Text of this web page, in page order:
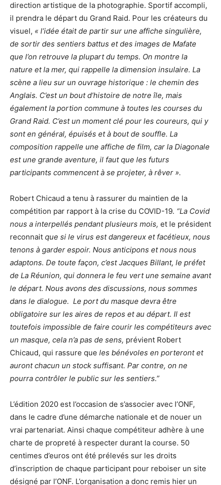
direction artistique de la photographie. Sportif accompli,
il prendra le départ du Grand Raid. Pour les créateurs du
visuel, « l’idée était de partir sur une affiche singulière,
de sortir des sentiers battus et des images de Mafate
que l’on retrouve la plupart du temps. On montre la
nature et la mer, qui rappelle la dimension insulaire. La
scène a lieu sur un ouvrage historique : le chemin des
Anglais. C’est un bout d’histoire de notre île, mais
également la portion commune à toutes les courses du
Grand Raid. C’est un moment clé pour les coureurs, qui y
sont en général, épuisés et à bout de souffle. La
composition rappelle une affiche de film, car la Diagonale
est une grande aventure, il faut que les futurs
participants commencent à se projeter, à rêver ».
Robert Chicaud a tenu à rassurer du maintien de la
compétition par rapport à la crise du COVID-19. “La Covid
nous a interpellés pendant plusieurs mois, et le président
reconnait que si le virus est dangereux et facétieux, nous
tenons à garder espoir. Nous anticipons et nous nous
adaptons. De toute façon, c’est Jacques Billant, le préfet
de La Réunion, qui donnera le feu vert une semaine avant
le départ. Nous avons des discussions, nous sommes
dans le dialogue. Le port du masque devra être
obligatoire sur les aires de repos et au départ. Il est
toutefois impossible de faire courir les compétiteurs avec
un masque, cela n’a pas de sens, prévient Robert
Chicaud, qui rassure que les bénévoles en porteront et
auront chacun un stock suffisant. Par contre, on ne
pourra contrôler le public sur les sentiers.”
L’édition 2020 est l’occasion de s’associer avec l’ONF,
dans le cadre d’une démarche nationale et de nouer un
vrai partenariat. Ainsi chaque compétiteur adhère à une
charte de propreté à respecter durant la course. 50
centimes d’euros ont été prélevés sur les droits
d’inscription de chaque participant pour reboiser un site
désigné par l’ONF. L’organisation a donc remis hier un